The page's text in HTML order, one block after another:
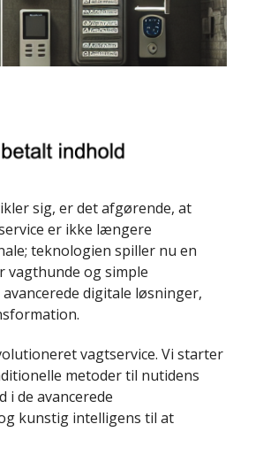
sig, er det afgørende, at
er ikke længere
teknologien spiller nu en
vagthunde og simple
digitale løsninger,
vagtservice. Vi starter
metoder til nutidens
i de avancerede
kunstig intelligens til at